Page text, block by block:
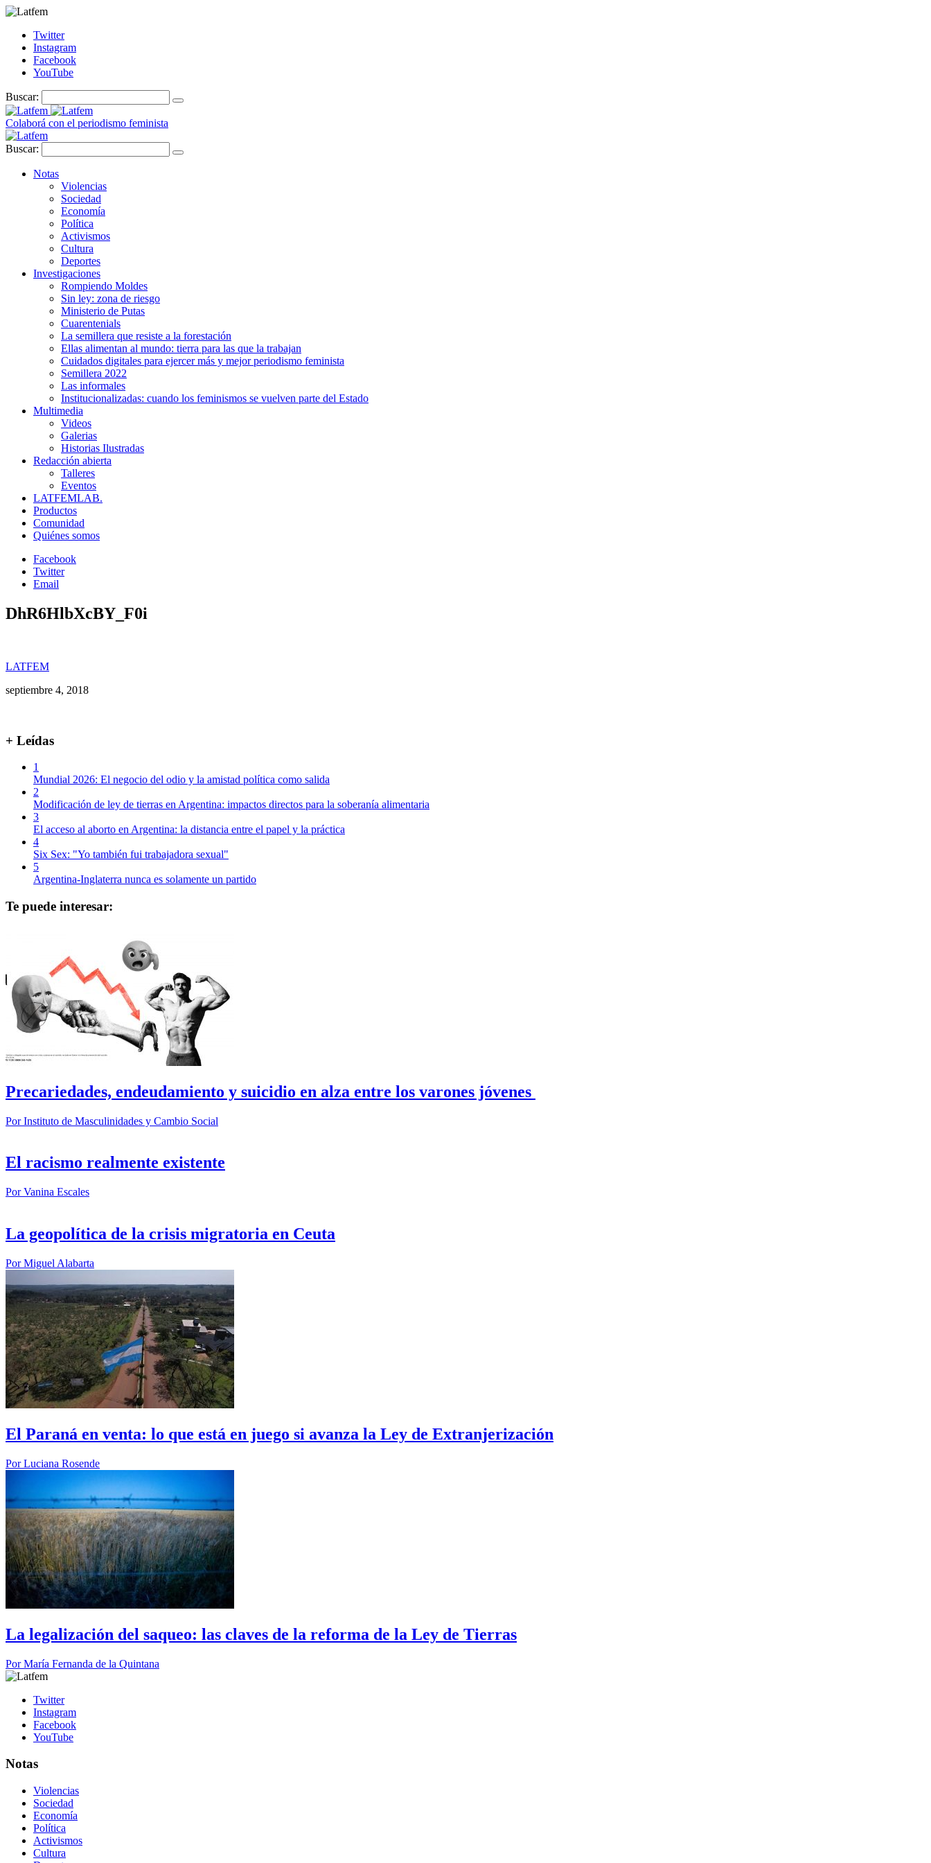
Twitter
Instagram
Facebook
YouTube
Buscar:
Colaborá con el periodismo feminista
Buscar:
Notas
Violencias
Sociedad
Economía
Política
Activismos
Cultura
Deportes
Investigaciones
Rompiendo Moldes
Sin ley: zona de riesgo
Ministerio de Putas
Cuarentenials
La semillera que resiste a la forestación
Ellas alimentan al mundo: tierra para las que la trabajan
Cuidados digitales para ejercer más y mejor periodismo feminista
Semillera 2022
Las informales
Institucionalizadas: cuando los feminismos se vuelven parte del Estado
Multimedia
Videos
Galerias
Historias Ilustradas
Redacción abierta
Talleres
Eventos
LATFEMLAB.
Productos
Comunidad
Quiénes somos
Facebook
Twitter
Email
DhR6HlbXcBY_F0i
LATFEM
septiembre 4, 2018
+ Leídas
1
Mundial 2026: El negocio del odio y la amistad política como salida
2
Modificación de ley de tierras en Argentina: impactos directos para la soberanía alimentaria
3
El acceso al aborto en Argentina: la distancia entre el papel y la práctica
4
Six Sex: "Yo también fui trabajadora sexual"
5
Argentina-Inglaterra nunca es solamente un partido
Te puede interesar:
Precariedades, endeudamiento y suicidio en alza entre los varones jóvenes
PorInstituto de Masculinidades y Cambio Social
El racismo realmente existente
PorVanina Escales
La geopolítica de la crisis migratoria en Ceuta
PorMiguel Alabarta
El Paraná en venta: lo que está en juego si avanza la Ley de Extranjerización
PorLuciana Rosende
La legalización del saqueo: las claves de la reforma de la Ley de Tierras
PorMaría Fernanda de la Quintana
Twitter
Instagram
Facebook
YouTube
Notas
Violencias
Sociedad
Economía
Política
Activismos
Cultura